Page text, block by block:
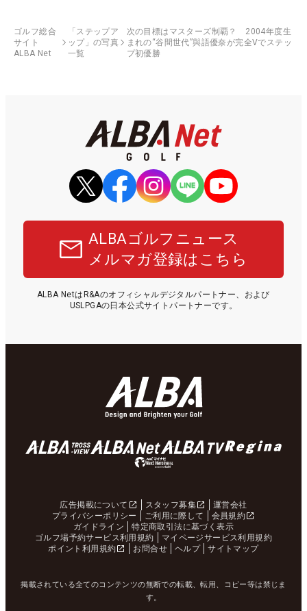
ゴルフ総合
サイト
ALBA Net
「ステップア
ップ」の写真
一覧
次の目標はマスターズ制覇？ 2004年度生
まれの“谷間世代”與語優奈が完全Vでステッ
プ初優勝
ALBAゴルフニュース
メルマガ登録はこちら
ALBA NetはR&Aのオフィシャルデジタルパートナー、および
USLPGAの日本公式サイトパートナーです。
広告掲載について スタッフ募集
運営会社
プライバシーポリシー
ご利用に際して
会員規約
ガイドライン
特定商取引法に基づく表示
ゴルフ場予約サービス利用規約
マイページサービス利用規約
ポイント利用規約
お問合せ ヘルプ サイトマップ
掲載されている全てのコンテンツの無断での転載、転用、コピー等は禁じま
す。